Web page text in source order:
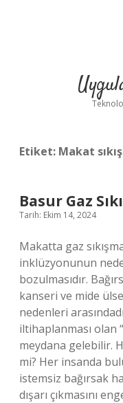
Etiket: Makat
Basur Gaz
Tarih: Ekim 14, 2024
Makatta gaz
inklüzyonunun
bozulmasıdır.
kanseri ve mide
nedenleri
iltihaplanması olan
meydana gelebilir.
mi? Her insanda
istemsiz bağırsak
dışarı çıkmasını